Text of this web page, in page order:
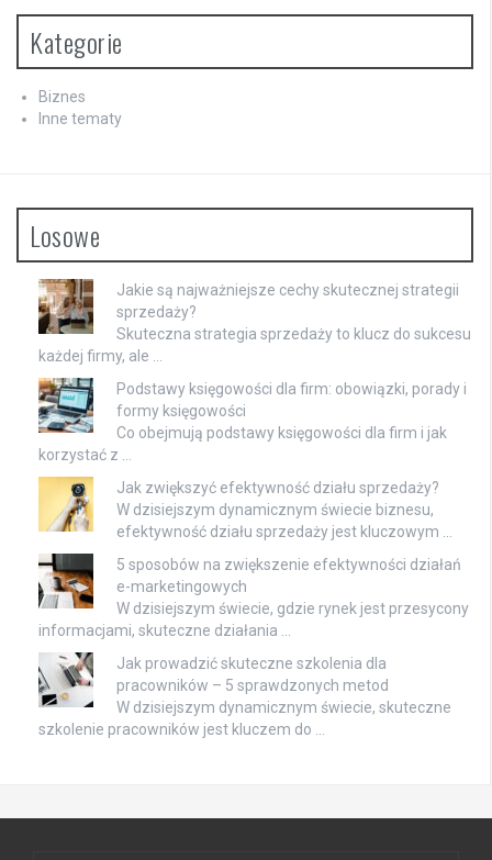
Kategorie
Biznes
Inne tematy
Losowe
Jakie są najważniejsze cechy skutecznej strategii
sprzedaży?
Skuteczna strategia sprzedaży to klucz do sukcesu
każdej firmy, ale …
Podstawy księgowości dla firm: obowiązki, porady i
formy księgowości
Co obejmują podstawy księgowości dla firm i jak
korzystać z …
Jak zwiększyć efektywność działu sprzedaży?
W dzisiejszym dynamicznym świecie biznesu,
efektywność działu sprzedaży jest kluczowym …
5 sposobów na zwiększenie efektywności działań
e-marketingowych
W dzisiejszym świecie, gdzie rynek jest przesycony
informacjami, skuteczne działania …
Jak prowadzić skuteczne szkolenia dla
pracowników – 5 sprawdzonych metod
W dzisiejszym dynamicznym świecie, skuteczne
szkolenie pracowników jest kluczem do …